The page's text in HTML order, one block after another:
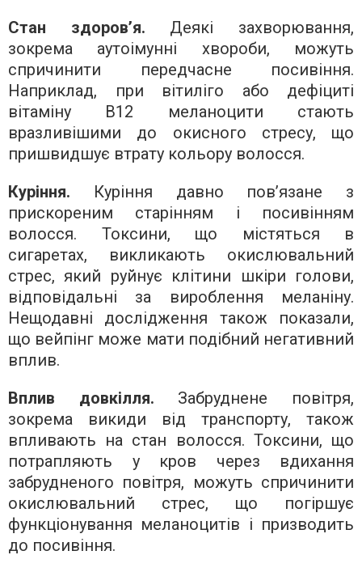
Стан здоров’я. Деякі захворювання,
зокрема аутоімунні хвороби, можуть
спричинити передчасне посивіння.
Наприклад, при вітиліго або дефіциті
вітаміну B12 меланоцити стають
вразливішими до окисного стресу, що
пришвидшує втрату кольору волосся.
Куріння. Куріння давно пов’язане з
прискореним старінням і посивінням
волосся. Токсини, що містяться в
сигаретах, викликають окислювальний
стрес, який руйнує клітини шкіри голови,
відповідальні за вироблення меланіну.
Нещодавні дослідження також показали,
що вейпінг може мати подібний негативний
вплив.
Вплив довкілля. Забруднене повітря,
зокрема викиди від транспорту, також
впливають на стан волосся. Токсини, що
потрапляють у кров через вдихання
забрудненого повітря, можуть спричинити
окислювальний стрес, що погіршує
функціонування меланоцитів і призводить
до посивіння.